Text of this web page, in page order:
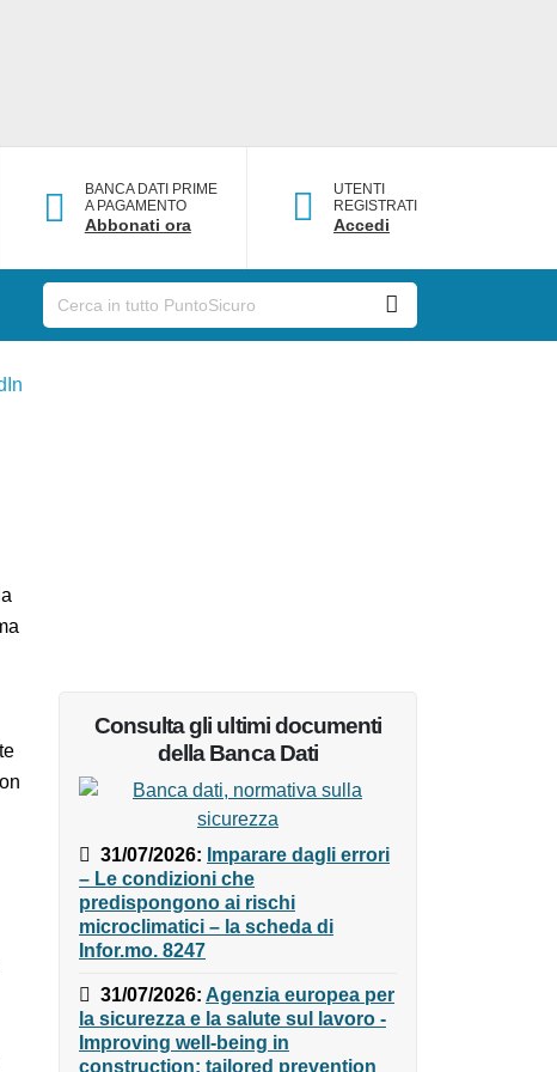
BANCA DATI PRIME
A PAGAMENTO
Abbonati ora
UTENTI
REGISTRATI
Accedi
Consulta gli ultimi documenti
della Banca Dati
31/07/2026:Imparare dagli
errori – Le condizioni che
predispongono ai rischi
microclimatici – la scheda di
Infor.mo. 8247
31/07/2026:Agenzia europea
per la sicurezza e la salute sul
lavoro - Improving well-being in